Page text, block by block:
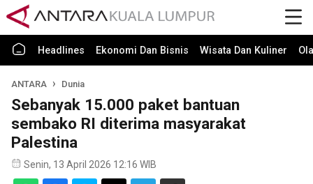
Headlines Ekonomi Dan Bisnis Wisata Dan Kuliner
ANTARA Dunia
Sebanyak 15.000 paket bantuan
sembako RI diterima masyarakat
Palestina
Senin, 13 April 2026 12:16 WIB